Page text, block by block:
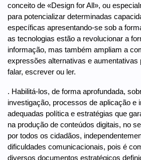
conceito de «Design for All», ou
para potencializar determinadas
específicas apresentando-se sob a
as tecnologias estão a revolucionar a
informação, mas também ampliam a
expressões alternativas e aumentativas
falar, escrever ou ler.
. Habilitá-los, de forma aprofundada,
investigação, processos de aplicação e
adequadas política e estratégias que
na produção de conteúdos digitais, no
por todos os cidadãos,
dificuldades comunicacionais, pois é
diversos documentos estratégicos